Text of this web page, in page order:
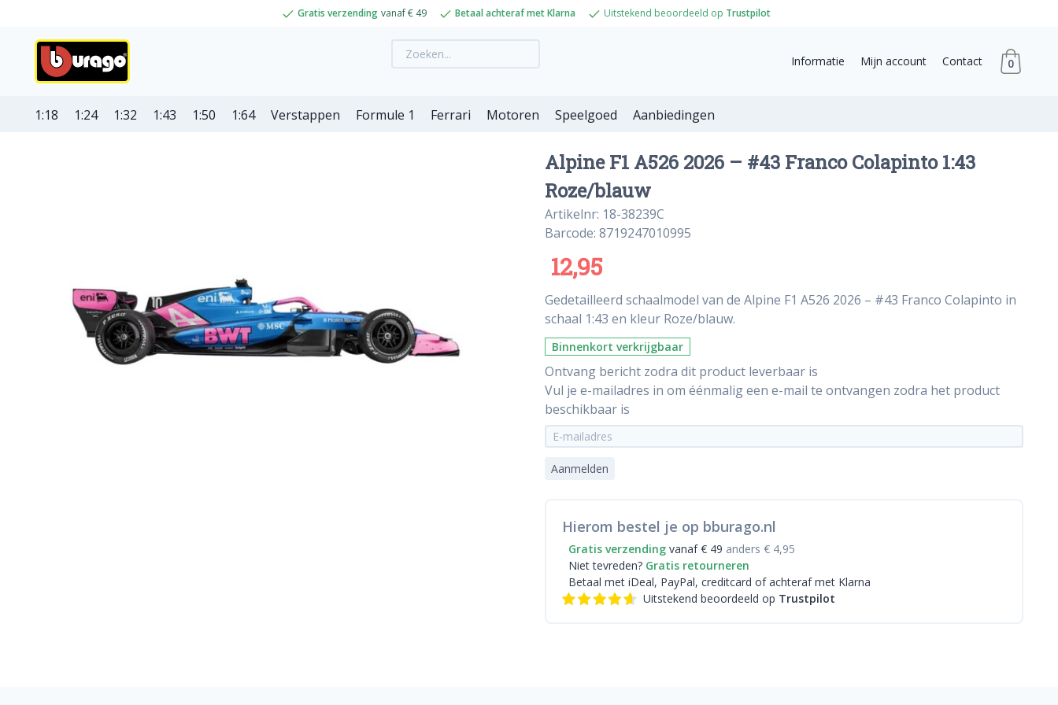
Gratis verzending vanaf € 49 Betaal achteraf met Klarna Uitstekend beoordeeld op Trustpilot
Informatie Mijn account Contact 0
1:18 1:24 1:32 1:43 1:50 1:64 Verstappen Formule 1 Ferrari Motoren Speelgoed Aanbiedingen
Alpine F1 A526 2026 – #43 Franco Colapinto 1:43
Roze/blauw
Artikelnr: 18-38239C
Barcode: 8719247010995
12,95
Gedetailleerd schaalmodel van de Alpine F1 A526 2026 – #43 Franco Colapinto in
schaal 1:43 en kleur Roze/blauw.
Binnenkort verkrijgbaar
Ontvang bericht zodra dit product leverbaar is
Vul je e-mailadres in om éénmalig een e-mail te ontvangen zodra het product
beschikbaar is
Aanmelden
Hierom bestel je op bburago.nl
Gratis verzending vanaf € 49 anders € 4,95
Niet tevreden? Gratis retourneren
Betaal met iDeal, PayPal, creditcard of achteraf met Klarna
Uitstekend beoordeeld op Trustpilot